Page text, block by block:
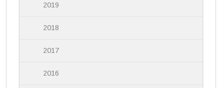
2019
2018
2017
2016